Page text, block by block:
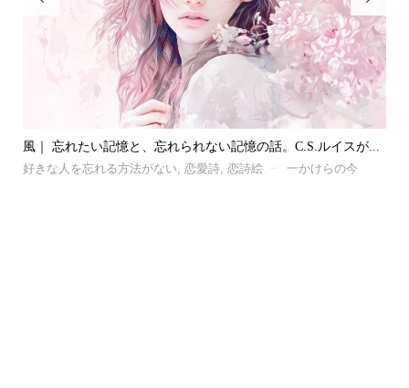
風｜ 忘れたい記憶と、忘れられない記憶の話。C.S.ルイスが...
好きな人を忘れる方法がない, 恋愛詩, 恋詩絵 一かけらの今